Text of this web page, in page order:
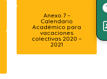
Anexo 7 –
Calendario
Académico para
vacaciones
colectivas 2020 –
2021